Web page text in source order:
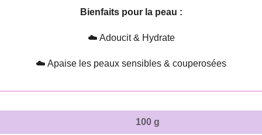
Bienfaits pour la peau :
☁️ Adoucit & Hydrate
☁️ Apaise les peaux sensibles & couperosées
100 g